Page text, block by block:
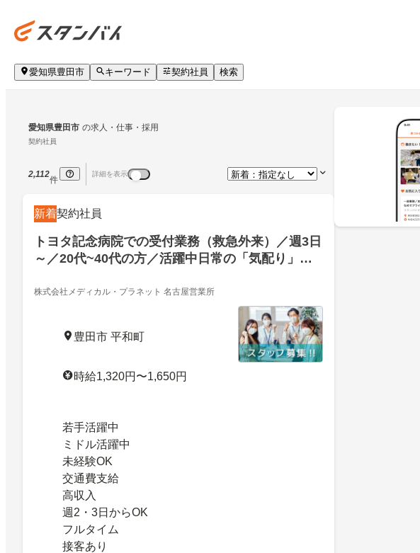
愛知県豊田市 キーワード 契約社員 検索
愛知県豊田市 の求人・仕事・採用
契約社員
2,112
件
詳細を表示
新着契約社員
トヨタ記念病院での受付業務（救急外来）／週3日
～／20代~40代の方／活躍中日常の「気配り」を
るお仕事です／トヨタ記念病院での受付業務（救
株式会社メディカル・プラネット 名古屋営業所
豊田市 平和町
時給1,320円〜1,650円
若手活躍中
ミドル活躍中
未経験OK
交通費支給
高収入
週2・3日からOK
フルタイム
接客あり